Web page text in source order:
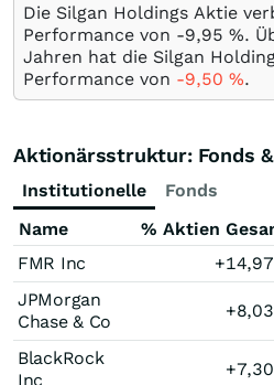
Die Silgan Holdings Aktie
Performance von -9,95 %.
Jahren hat die Silgan
Performance von -9,50 %.
Aktionärsstruktur: Fonds
Institutionelle
Fonds
Name
% Aktien
FMR Inc
JPMorgan
Chase & Co
BlackRock
Inc